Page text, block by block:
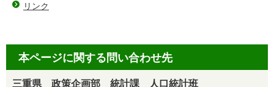
リンク
本ページに関する問い合わせ先
三重県 政策企画部 統計課 人口統計班